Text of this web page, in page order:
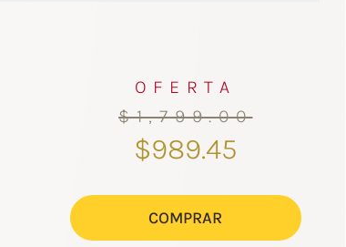
OFERTA
$1,799.00
$989.45
COMPRAR